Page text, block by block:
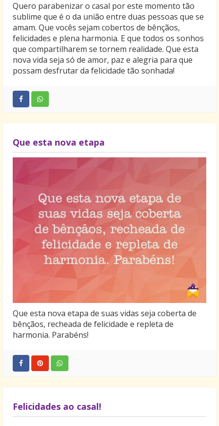
Quero parabenizar o casal por este momento tão
sublime que é o da união entre duas pessoas que se
amam. Que vocês sejam cobertos de bênçãos,
felicidades e plena harmonia. E que todos os sonhos
que compartilharem se tornem realidade. Que esta
nova vida seja só de amor, paz e alegria para que
possam desfrutar da felicidade tão sonhada!
Que esta nova etapa
Que esta nova etapa de suas vidas seja coberta de
bênçãos, recheada de felicidade e repleta de
harmonia. Parabéns!
Felicidades ao casal!